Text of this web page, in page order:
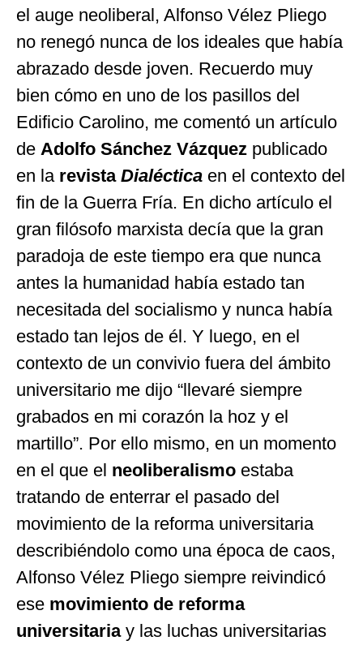
el auge neoliberal, Alfonso Vélez Pliego
no renegó nunca de los ideales que había
abrazado desde joven. Recuerdo muy
bien cómo en uno de los pasillos del
Edificio Carolino, me comentó un artículo
de Adolfo Sánchez Vázquez publicado
en la revista Dialéctica en el contexto del
fin de la Guerra Fría. En dicho artículo el
gran filósofo marxista decía que la gran
paradoja de este tiempo era que nunca
antes la humanidad había estado tan
necesitada del socialismo y nunca había
estado tan lejos de él. Y luego, en el
contexto de un convivio fuera del ámbito
universitario me dijo “llevaré siempre
grabados en mi corazón la hoz y el
martillo”. Por ello mismo, en un momento
en el que el neoliberalismo estaba
tratando de enterrar el pasado del
movimiento de la reforma universitaria
describiéndolo como una época de caos,
Alfonso Vélez Pliego siempre reivindicó
ese movimiento de reforma
universitariay las luchas universitarias